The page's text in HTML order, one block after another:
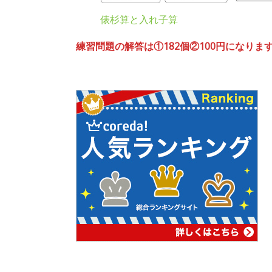
俵杉算と入れ子算
練習問題の解答は①182個②100円になりま